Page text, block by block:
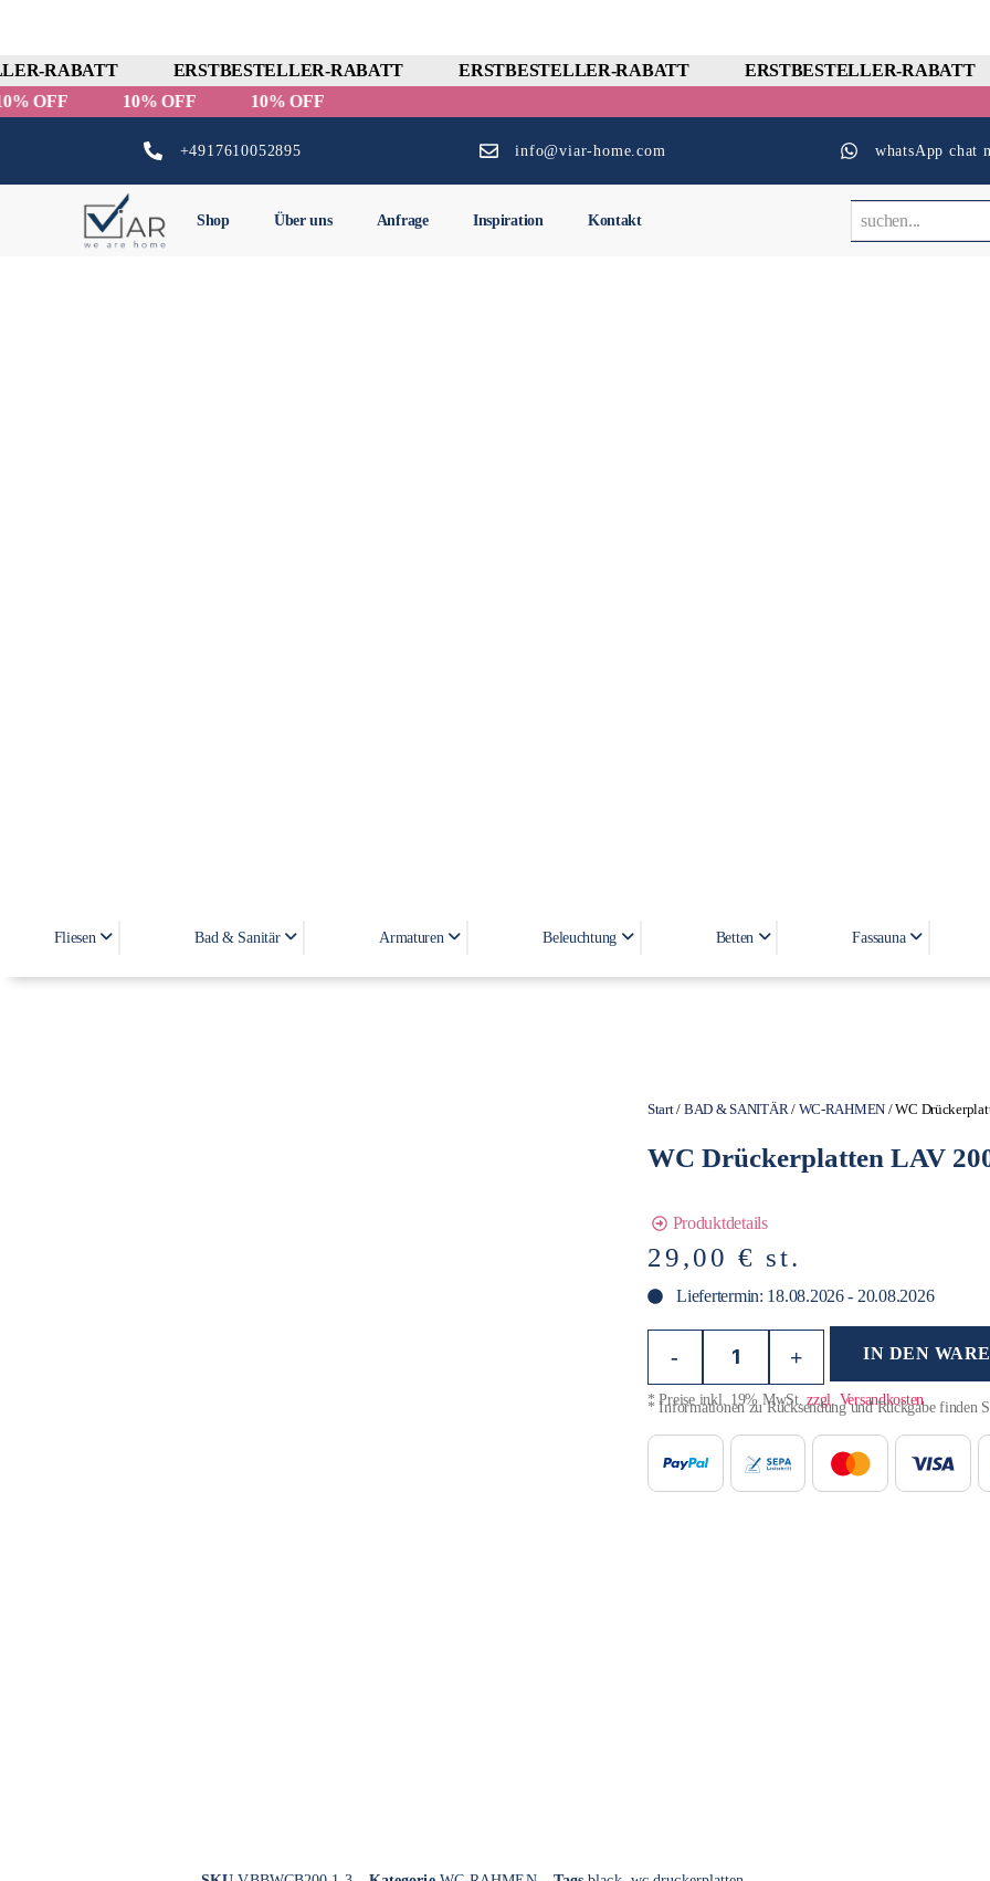
RABATT ERSTBESTELLER-RABATT ERSTBESTELLER-RABATT
ERSTBESTELLER-RABATT
10% OFF
10% OFF 10% OFF
+4917610052895 info@viar-home.com whatsApp chat
Shop Über uns Anfrage Inspiration Kontakt
Fliesen Bad & Sanitär Armaturen Beleuchtung Betten Fassauna
Start/ BAD & SANITÄR/ WC-RAHMEN / WC
WC Drückerplatten LAV
Produktdetails
29,00€ st.
Liefertermin: 18.08.2026 - 20.08.2026
- + IN DEN
* Preise inkl. 19% MwSt.zzgl. Versandkosten
* Informationen zu Rücksendung und Rückgabe finden